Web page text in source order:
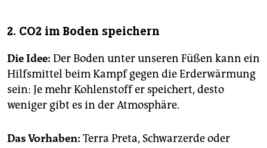
2. CO2 im Boden speichern
Die Idee: Der Boden unter unseren Füßen kann ein
Hilfsmittel beim Kampf gegen die Erderwärmung
sein: Je mehr Kohlenstoff er speichert, desto
weniger gibt es in der Atmosphäre.
Das Vorhaben: Terra Preta, Schwarzerde oder